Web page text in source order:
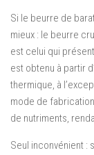
Si le beurre de
mieux : le beurre
est celui qui
est obtenu à partir
thermique, à
mode de
de nutriments,
Seul inconvénient :